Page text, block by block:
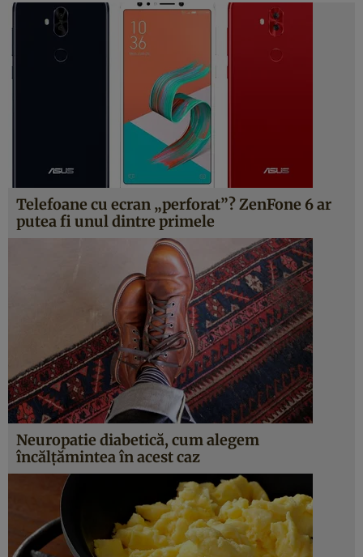
Telefoane cu ecran „perforat”? ZenFone 6 ar
putea fi unul dintre primele
Neuropatie diabetică, cum alegem
încălţămintea în acest caz